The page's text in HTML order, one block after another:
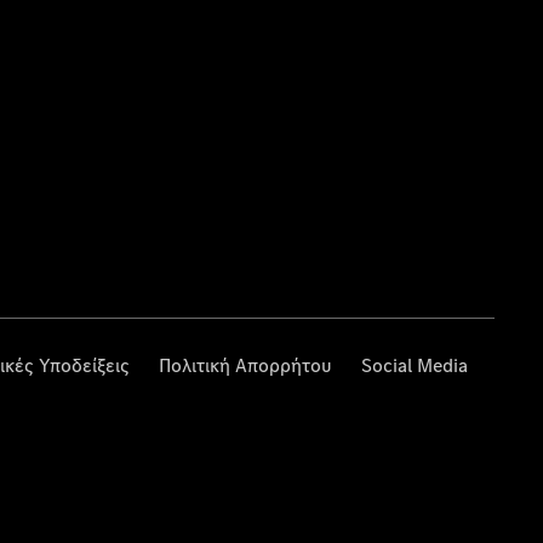
Υποδείξεις Πολιτική Απορρήτου Social Media